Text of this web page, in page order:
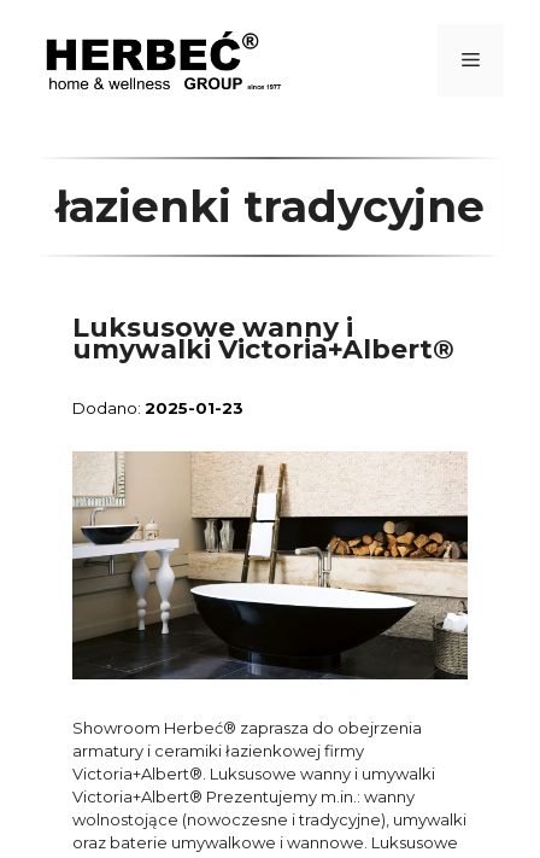
Menu
łazienki tradycyjne
Luksusowe wanny i
umywalki Victoria+Albert®
2025-01-23
Showroom Herbeć® zaprasza do obejrzenia
armatury i ceramiki łazienkowej firmy
Victoria+Albert®. Luksusowe wanny i umywalki
Victoria+Albert® Prezentujemy m.in.: wanny
wolnostojące (nowoczesne i tradycyjne), umywalki
oraz baterie umywalkowe i wannowe. Luksusowe